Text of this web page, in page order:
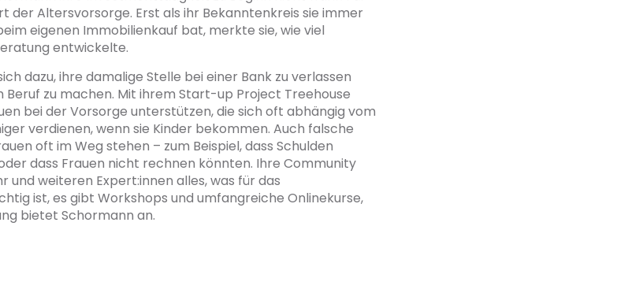
der Altersvorsorge. Erst als ihr Bekanntenkreis sie immer
eigenen Immobilienkauf bat, merkte sie, wie viel
entwickelte.
dazu, ihre damalige Stelle bei einer Bank zu verlassen
Beruf zu machen. Mit ihrem Start-up Project Treehouse
bei der Vorsorge unterstützen, die sich oft abhängig vom
verdienen, wenn sie Kinder bekommen. Auch falsche
oft im Weg stehen – zum Beispiel, dass Schulden
dass Frauen nicht rechnen könnten. Ihre Community
und weiteren Expert:innen alles, was für das
ist, es gibt Workshops und umfangreiche Onlinekurse,
bietet Schormann an.